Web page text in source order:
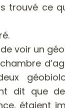
trouvé ce
voir un
dit que
étaient